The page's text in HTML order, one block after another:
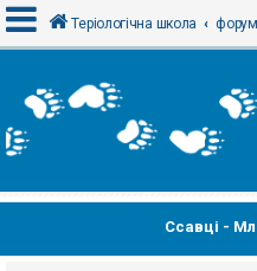
х
і
Теріологічна школа форум
Ссавці -